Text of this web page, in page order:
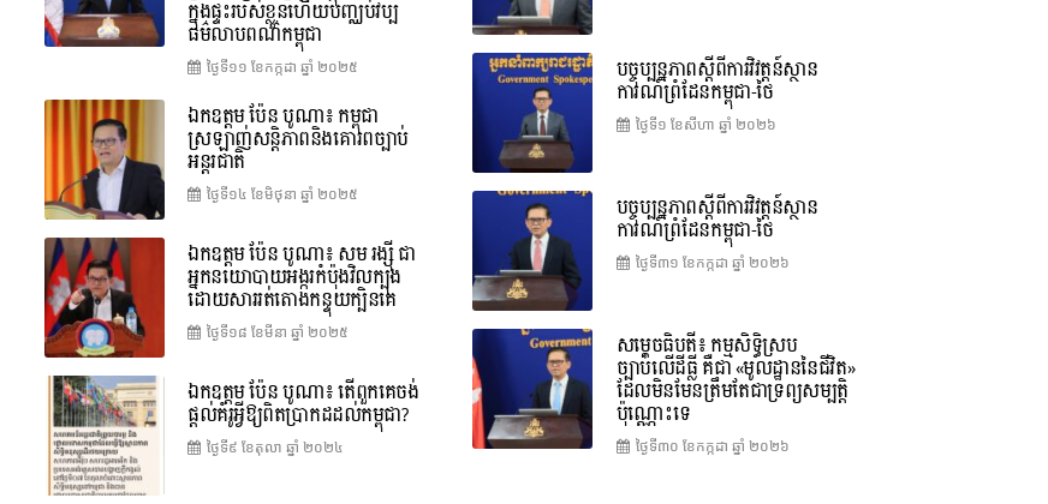
ក្នុងផ្ទះរបស់ខ្លួនហើយបញ្ឈប់វប្ប
ធម៌លាបពណ៌កម្ពុជា
ថ្ងៃទី១១ ខែ​កក្កដា ឆ្នាំ ២០២៥
ឯកឧត្តម ប៉ែន បូណា៖ កម្ពុជា
ស្រឡាញ់សន្តិភាពនិងគោរពច្បាប់
អន្តរជាតិ
ថ្ងៃទី១៤ ខែ​មិថុនា ឆ្នាំ ២០២៥
ឯកឧត្តម ប៉ែន បូណា៖ សម រង្ស៊ី ជា
អ្នកនយោបាយអង្ករកំប៉ុងវិលក្បុង
ដោយសាររត់តោងកន្ទុយក្បិនគេ
ថ្ងៃទី១៨ ខែ​មីនា ឆ្នាំ ២០២៥
ឯកឧត្តម ប៉ែន បូណា៖ តើពួកគេចង់
ផ្តល់គំរូអ្វីឱ្យពិតប្រាកដដល់កម្ពុជា?
ថ្ងៃទី៩ ខែ​តុលា ឆ្នាំ ២០២៤
បច្ចុប្បន្នភាពស្ដីពីការវិវត្តន៍ស្ថាន
ការណ៍ព្រំដែនកម្ពុជា-ថៃ
ថ្ងៃទី១ ខែ​សីហា ឆ្នាំ ២០២៦
បច្ចុប្បន្នភាពស្ដីពីការវិវត្តន៍ស្ថាន
ការណ៍ព្រំដែនកម្ពុជា-ថៃ
ថ្ងៃទី៣១ ខែ​កក្កដា ឆ្នាំ ២០២៦
សម្តេចធិបតី៖ កម្មសិទ្ធិស្រប
ច្បាប់លើដីធ្លី គឺជា «មូលដ្ឋាននៃជីវិត»
ដែលមិនមែនត្រឹមតែជាទ្រព្យសម្បត្តិ
ប៉ុណ្ណោះទេ
ថ្ងៃទី៣០ ខែ​កក្កដា ឆ្នាំ ២០២៦